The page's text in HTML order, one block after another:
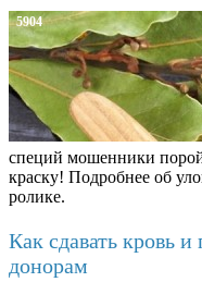
5904
специй мошенники
краску! Подробнее об
ролике.
Как сдавать кровь
донорам